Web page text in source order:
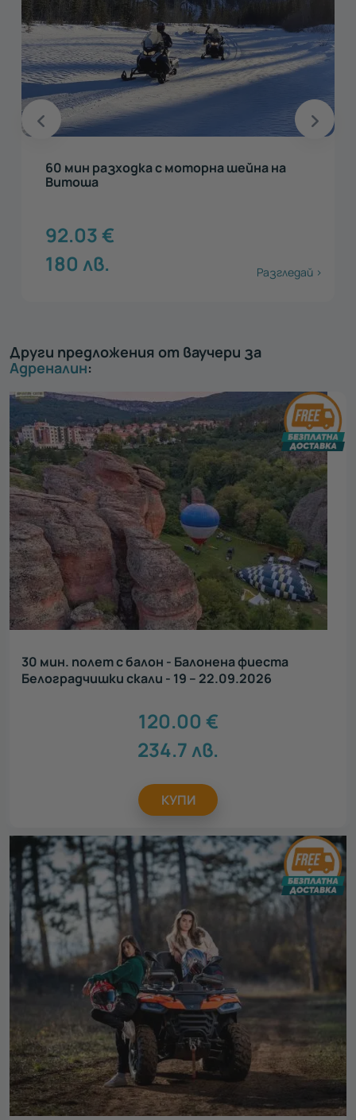
60 мин разходка с моторна шейна на
Витоша
92.03€
180 лв. Разгледай >
Други предложения от ваучери за
Адреналин:
30 мин. полет с балон - Балонена фиеста
Белоградчишки скали - 19 – 22.09.2026
120.00 €
234.7лв.
КУПИ